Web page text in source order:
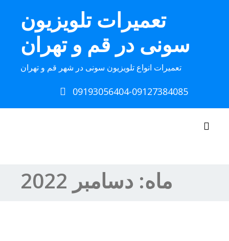
تعمیرات تلویزیون
سونی در قم و تهران
تعمیرات انواع تلویزیون سونی در شهر قم و تهران
09193056404-09127384085
Toggle navigation
ماه: دسامبر 2022